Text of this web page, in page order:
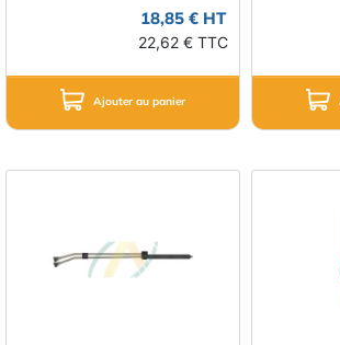
18,85 € HT
22,62 € TTC
Ajouter au panier